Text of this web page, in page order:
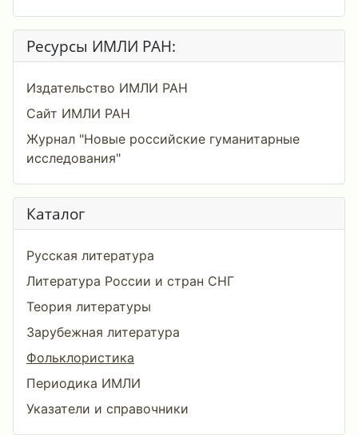
Ресурсы ИМЛИ РАН:
Издательство ИМЛИ РАН
Сайт ИМЛИ РАН
Журнал "Новые российские гуманитарные
исследования"
Каталог
Русская литература
Литература России и стран СНГ
Теория литературы
Зарубежная литература
Фольклористика
Периодика ИМЛИ
Указатели и справочники